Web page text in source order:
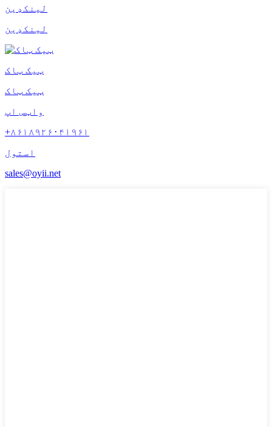
لینکډین
لینکډین
ټیک ټاک
ټیک ټاک
واټس اپ
+۸۶۱۸۹۲۶۰۴۱۹۶۱
استول
sales@oyii.net